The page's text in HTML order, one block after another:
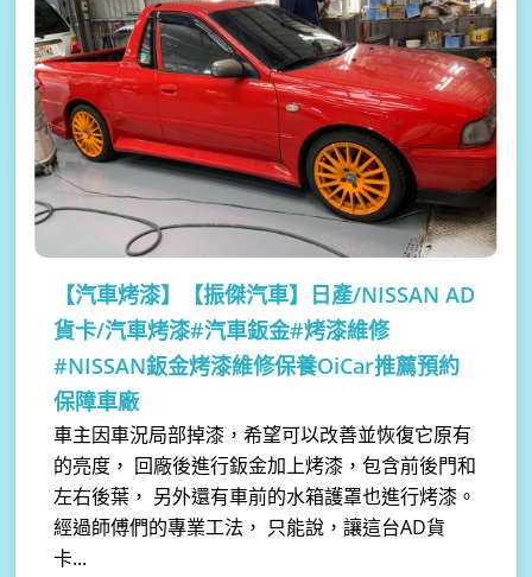
【汽車烤漆】
【振傑汽車】日產/NISSAN AD
貨卡/汽車烤漆#汽車鈑金#烤漆維修
#NISSAN鈑金烤漆維修保養OiCar推薦預約
保障車廠
車主因車況局部掉漆，希望可以改善並恢復它原有
的亮度， 回廠後進行鈑金加上烤漆，包含前後門和
左右後葉， 另外還有車前的水箱護罩也進行烤漆。
經過師傅們的專業工法， 只能說，讓這台AD貨
卡...